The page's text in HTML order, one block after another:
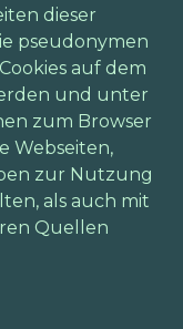
dieser
pseudonymen
auf dem
und unter
zum Browser
Webseiten,
zur Nutzung
als auch mit
Quellen